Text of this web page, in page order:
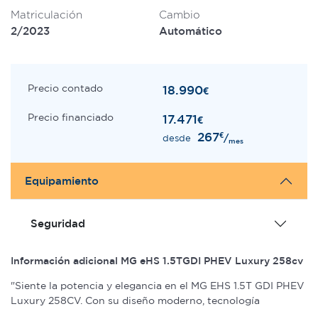
Matriculación
2/2023
Cambio
Automático
Precio contado 18.990€
Precio financiado 17.471€
desde 267€/mes
Equipamiento
Seguridad
Información adicional MG eHS 1.5TGDI PHEV Luxury 258cv
"Siente la potencia y elegancia en el MG EHS 1.5T GDI PHEV
Luxury 258CV. Con su diseño moderno, tecnología